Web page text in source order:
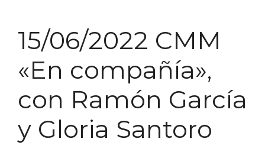
15/06/2022 CMM
«En compañía»,
con Ramón García
y Gloria Santoro